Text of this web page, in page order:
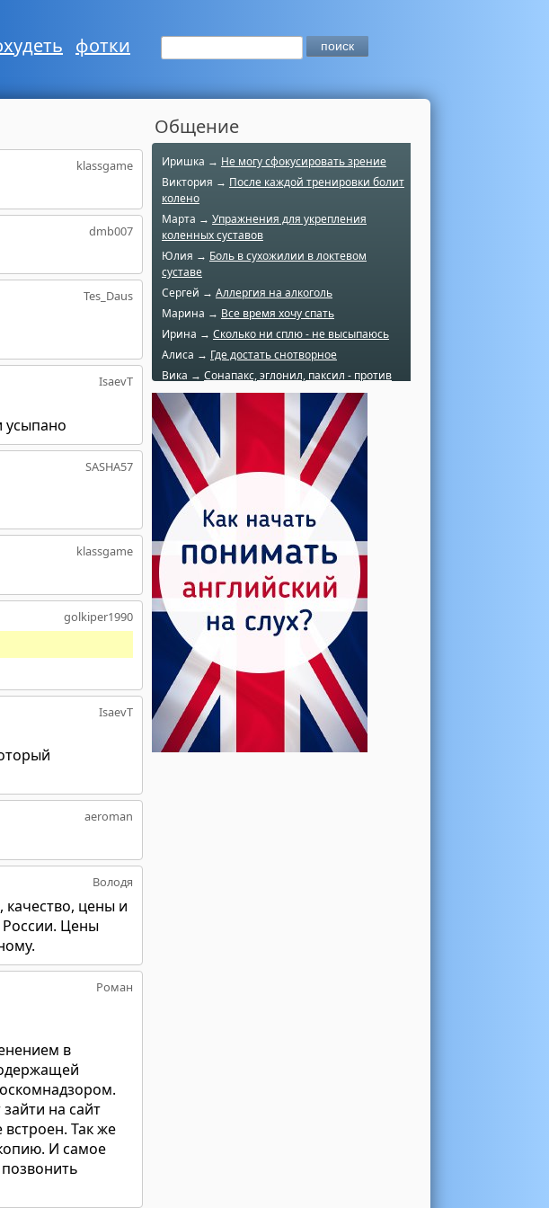
фотки
klassgame
dmb007
Tes_Daus
IsaevT
усыпано
SASHA57
klassgame
golkiper1990
IsaevT
aeroman
Володя
цены и
России. Цены
Роман
в
на сайт
Так же
И самое
Общение
Иришка → Не могу сфокусировать зрение
Виктория → После каждой тренировки болит
колено
Марта → Упражнения для укрепления
коленных суставов
Юлия → Боль в сухожилии в локтевом
суставе
Сергей → Аллергия на алкоголь
Марина → Все время хочу спать
Ирина → Сколько ни сплю - не высыпаюсь
Алиса → Где достать снотворное
Вика → Сонапакс, эглонил, паксил - против
чего?
Катерина →
Боль в колене при нагрузке
Алла →Болят коленные суставы
Паша Щ. →
Боль в коленной чашечке
Ульяна Ф. →Болят и хрустят колени
Артемов Иван →
Болит и опухло колено
Чернов Игорь →Болят суставы при занятиях
спортом